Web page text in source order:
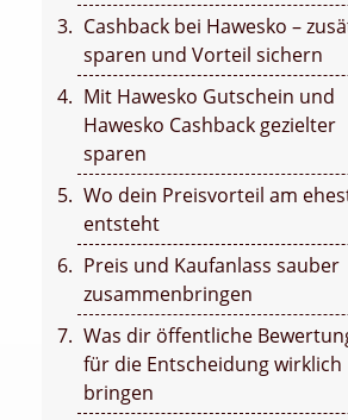
Cashback bei Hawesko –
sparen und Vorteil sichern
Mit Hawesko Gutschein und
Hawesko Cashback gezielter
sparen
Wo dein Preisvorteil am
entsteht
Preis und Kaufanlass sauber
zusammenbringen
Was dir öffentliche
für die Entscheidung wirklich
bringen